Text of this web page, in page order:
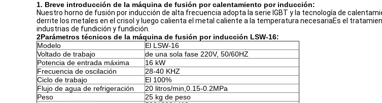
1. Breve introducción de la máquina de fusión por calentamiento por inducción:
Nuestro horno de fusión por inducción de alta frecuencia adopta la serie IGBT y la tecnología de
derrite los metales en el crisol y luego calienta el metal caliente a la temperatura necesariaEs el
industrias de fundición y fundición.
2Parámetros técnicos de la máquina de fusión por inducción LSW-16:
Modelo
El LSW-16
Voltado de trabajo
de una sola fase 220V, 50/60HZ
Potencia de entrada máxima
16 kW
Frecuencia de oscilación
28-40 KHZ
Ciclo de trabajo
El 100%
Flujo de agua de refrigeración
20 litros/min,0.15-0.2MPa
Peso
25 kg de peso